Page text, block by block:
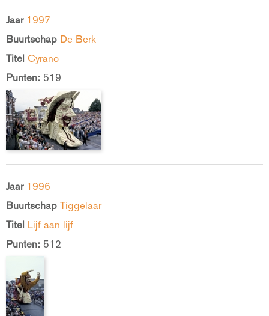
Jaar 1997
Buurtschap De Berk
Titel Cyrano
Punten: 519
Jaar 1996
Buurtschap Tiggelaar
Titel Lijf aan lijf
Punten: 512